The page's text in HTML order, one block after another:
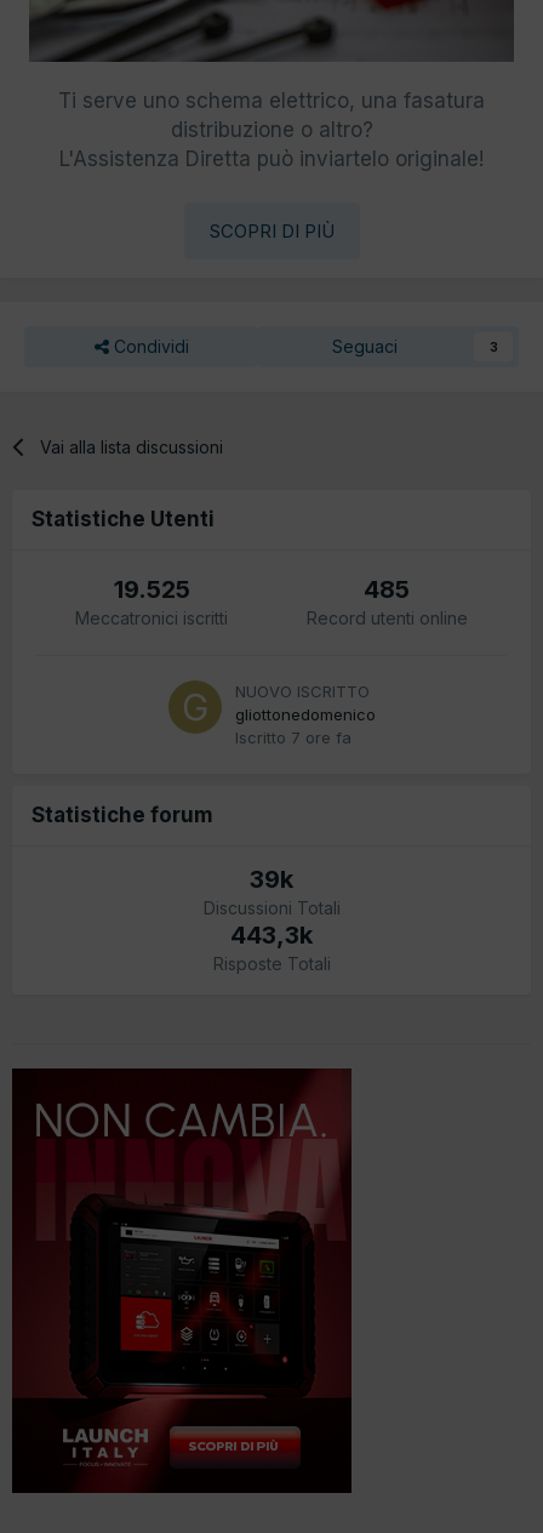
Ti serve uno schema elettrico, una fasatura
distribuzione o altro?
L'Assistenza Diretta può inviartelo originale!
SCOPRI DI PIÙ
Condividi Seguaci 3
Vai alla lista discussioni
Statistiche Utenti
19.525
Meccatronici iscritti
485
Record utenti online
NUOVO ISCRITTO
gliottonedomenico
Iscritto 7 ore fa
Statistiche forum
39k
Discussioni Totali
443,3k
Risposte Totali